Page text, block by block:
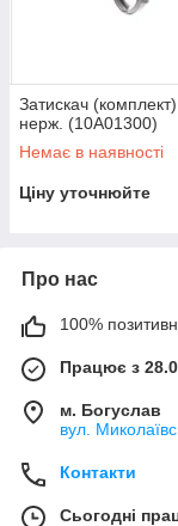
Затискач
нерж. (10A01300)
Немає в наявності
Ціну уточнюйте
Про нас
100%
Працює з
м. Богуслав
вул.
Контакти
Сьогодні